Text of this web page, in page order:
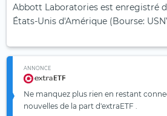
Abbott Laboratories est enregistré
États-Unis d'Amérique (Bourse:
ANNONCE
Ne manquez plus rien en restant
nouvelles de la part d'extraETF .